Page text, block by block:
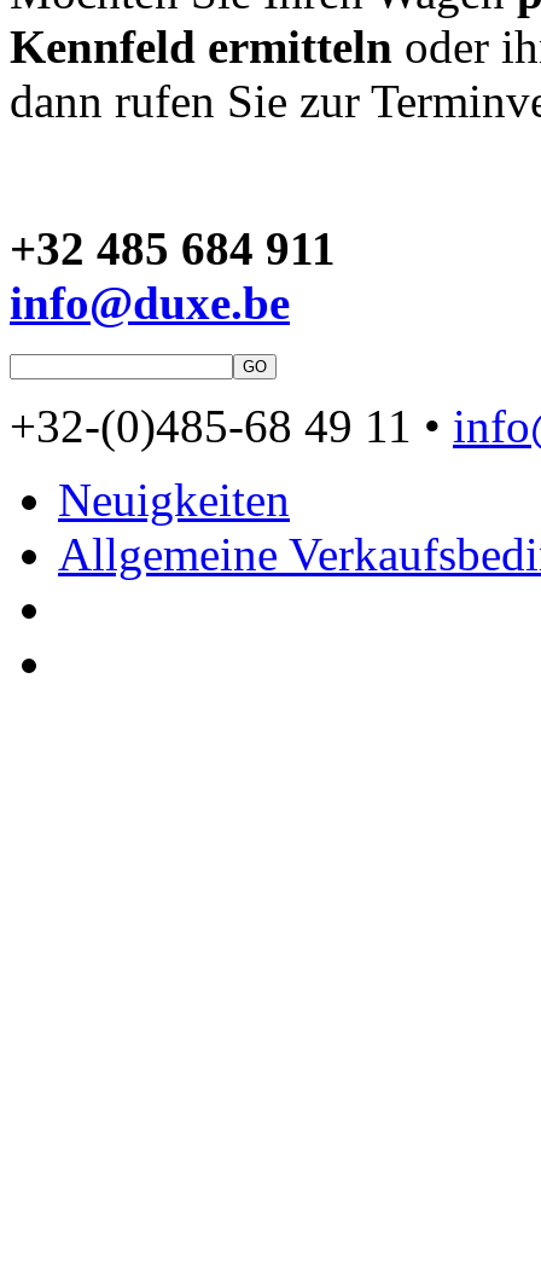
Kennfeld ermitteln oder
dann rufen Sie zur
+32 485 684 911
info@duxe.be
+32-(0)485-68 49 11 •
Neuigkeiten
Allgemeine